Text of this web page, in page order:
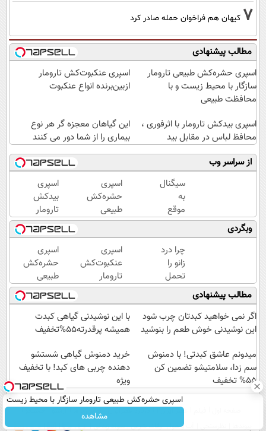
7 کیهان هم فراخوان حمله صادر کرد
مطالب پیشنهادی
اسپری حشره‌کش طبیعی تارومار
سازگار با محیط زیست و با
محافظت طبیعی
اسپری عنکبوت‌‌کش تارومار
ازبین‌برنده انواع عنکبوت
اسپری بیدکش تارومار با اثرفوری ،
محافظ لباس در مقابل بید
این گیاهان معجزه گر هر نوع
بیماری را از شما دور می کنند
از سراسر وب
سیگنال
به
موقع
سرمایه
گذاری
(رایگان
به
مدت
محدود)
اسپری
حشره‌کش
طبیعی
تارومار
سازگار با
محیط
زیست و با
محافظت
طبیعی
اسپری
بیدکش
تارومار
با
اثرفوری
،
محافظ
لباس
در
مقابل
بید
وبگردی
چرا درد
زانو را
تحمل
می‌کنی؟
خیلی
ساده
درمنزل
کن
اسپری
عنکبوت‌‌کش
تارومار
ازبین‌برنده
انواع
عنکبوت
اسپری
حشره‌کش
طبیعی
تارومار
سازگار با
محیط
زیست و با
طبیعی
مطالب پیشنهادی
اگر نمی خواهید کبدتان چرب شود
این نوشیدنی خوش طعم را بنوشید
با این نوشیدنی گیاهی کبدت
همیشه پرقدرته55%تخفیف
میدونم عاشق کبدتی! با دمنوش
سم زدا، سلامتیشو تضمین کن
55% تخفیف
خرید دمنوش گیاهی شستشو
دهنده چربی های کبد! با تخفیف
ویژه
اسپری حشره‌کش طبیعی تارومار سازگار با محیط زیست
و با محافظت طبیعی
مشاهده عصر ایران۲ تماس با ما
آب و هوا اوقات شرعی سواد زندگی